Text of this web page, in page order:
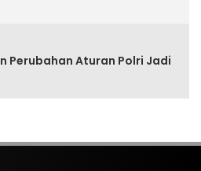
Perubahan Aturan Polri Jadi